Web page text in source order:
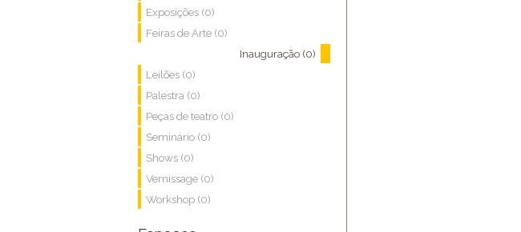
Exposições (0)
Feiras de Arte (0)
Inauguração (0)
Leilões (0)
Palestra (0)
Peças de teatro (0)
Seminário (0)
Shows (0)
Vernissage (0)
Workshop (0)